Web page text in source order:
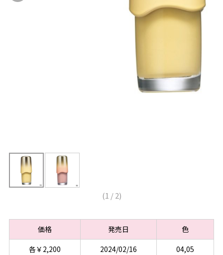
(1 /2)
価格 発売日
色
各￥2,200
2024/02/16 04,05